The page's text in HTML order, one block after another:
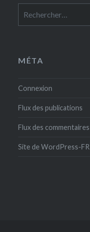
MÉTA
Connexion
Flux des publications
Flux des commentaires
Site de WordPress-FR